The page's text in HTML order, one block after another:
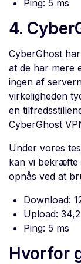
Ping: 5 ms
4.
CyberGhost
at de har mere
ingen af
virkeligheden
en
CyberGhost
Under vores
kan vi bekræfte
opnås ved at
Download:
Upload:
Ping: 5 ms
Hvorfor